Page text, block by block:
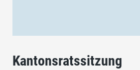
Kantonsratssitzung